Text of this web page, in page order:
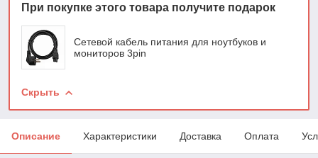
При покупке этого товара получите подарок
Сетевой кабель питания для ноутбуков и
мониторов 3pin
Скрыть
Описание Характеристики Доставка Оплата